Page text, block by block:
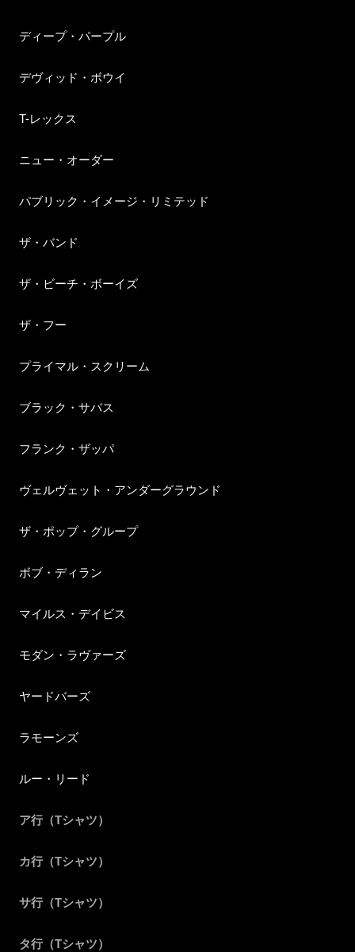
ディープ・パープル
デヴィッド・ボウイ
T-レックス
ニュー・オーダー
パブリック・イメージ・リミテッド
ザ・バンド
ザ・ビーチ・ボーイズ
ザ・フー
プライマル・スクリーム
ブラック・サバス
フランク・ザッパ
ヴェルヴェット・アンダーグラウンド
ザ・ポップ・グループ
ボブ・ディラン
マイルス・デイビス
モダン・ラヴァーズ
ヤードバーズ
ラモーンズ
ルー・リード
ア行（Tシャツ）
カ行（Tシャツ）
サ行（Tシャツ）
タ行（Tシャツ）